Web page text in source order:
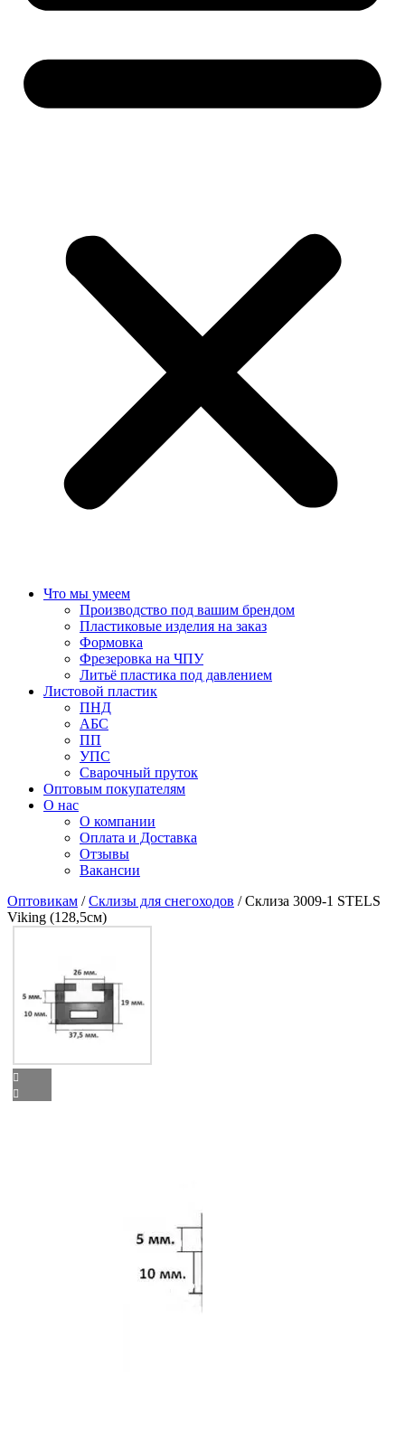
Что мы умеем
Производство под вашим брендом
Пластиковые изделия на заказ
Формовка
Фрезеровка на ЧПУ
Литьё пластика под давлением
Листовой пластик
ПНД
АБС
ПП
УПС
Сварочный пруток
Оптовым покупателям
О нас
О компании
Оплата и Доставка
Отзывы
Вакансии
Оптовикам /Склизы для снегоходов / Склиза 3009-1 STELS
Viking (128,5см)